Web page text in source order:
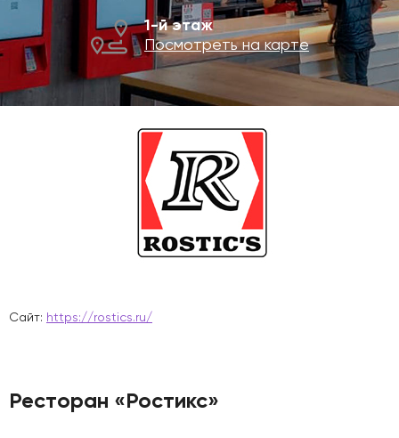
1-й этаж
Посмотреть на карте
Сайт: https://rostics.ru/
Ресторан «Ростикс»